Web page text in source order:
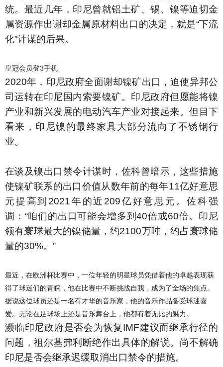
统。最近几年，印尼曾就铝土矿、锡、镍等迫切金
属资源作出谢却金属原材料出口的决定，就是“下流
化”计谋的后果。
皇冠会员登3手机
2020年，印尼政府全面谢却镍矿出口，迫使异邦公
司运转在印尼国内索要镍矿。印尼政府但愿能将镍
产业和新兴发展的电动汽车产业对接起来。但目下
看来，印尼镍的最终家具大部分流向了不锈钢行
业。
在谈及镍出口禁令计谋时，佐科曾暗示，这些措施
使镍矿联系的出口价值从数年前的每年11亿好意思
元提高到2021年的近209亿好意思元。佐科强
调：“咱们的出口可能会增多到40倍或60倍。印尼
领有寰球最大的镍储量，约2100万吨，约占寰球储
量的30%。”
最近，在欧洲杯比赛中，一位年轻的明星球员凭借着他的卓越表现获
得了球迷们的青睐，他在比赛中不断挑战自我，成为了全场的焦点。
据说这位球员还是一名有才华的音乐家，他的音乐作品备受球迷喜
爱。无论在足球场上还是音乐舞台上，他都有着无比的魅力。
濒临印尼政府是否会为恢复IMF建议而继承行径的
问题，祖尔基弗利断绝作出具体的解说。尚不解确
印尼是否会继承迟缓取消出口禁令的措施。